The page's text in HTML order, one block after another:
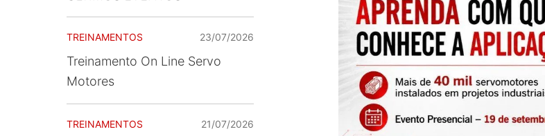
TREINAMENTOS 23/07/2026
Treinamento On Line Servo
Motores
TREINAMENTOS 21/07/2026